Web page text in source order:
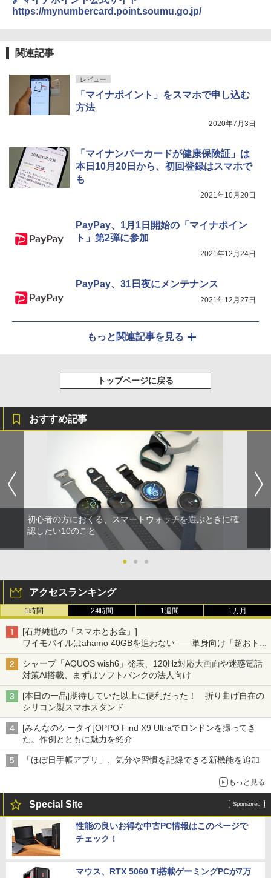
https://mynumbercard.point.soumu.go.jp/
関連記事
レビュー
「マイナポイント」をスマホで申し込む
方法
2020年7月3日
「マイナンバーカードが健康保険証」は
本日10月20日から、初回登録はスマホで
も
2021年10月20日
PayPay、1月1日開始の「マイナポイン
ト」第2弾に参加
2021年12月24日
PayPay、31日夜にメンテナンス
2021年12月27日
もっと関連記事を見る
トップページに戻る
おすすめ記事
初心者の方におくる、スマートウォッチを選ぶときに確
認したい10のこと
● ● ●
アクセスランキング
1時間 24時間 1週間 1カ月
[石野純也の「スマホとお金」]
ワイモバイルはahamo 40GBを追わない――単身向け「超おトク
割」の安さと1年限定の注意点
シャープ「AQUOS wish6」発表、120Hz対応大画面や迷惑電話
対策AI搭載、まずはソフトバンクの法人向け
[本日の一品]期待していた以上に便利だった！ 折り曲げ自在の
シリコン製スマホスタンド
[みんなのケータイ]OPPO Find X9 Ultraでロンドンを撮ってき
た。作例とともに魅力を紹介
「ほぼ日手帳アプリ」、気分や習慣を記録できる新機能を追加
もっと見る
Special Site
性能の良いお得な中古PC情報はこのページで
チェック！
マウス、RTX 5060 Ti搭載ゲーミングPCが7万